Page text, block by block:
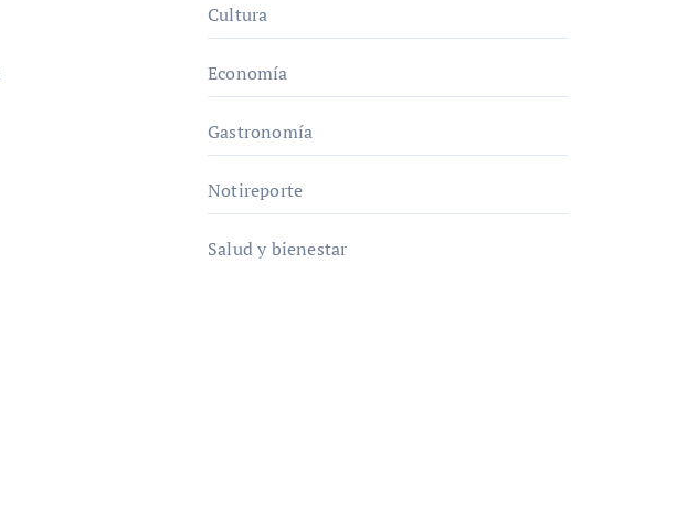
Cultura
Economía
Gastronomía
Notireporte
Salud y bienestar